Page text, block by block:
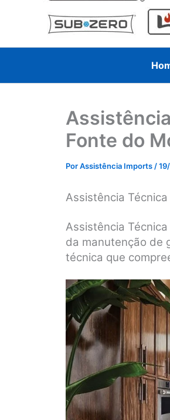
Fonte do
PorAssistência Imports /
Assistência
Assistência
da manutenção de
técnica que